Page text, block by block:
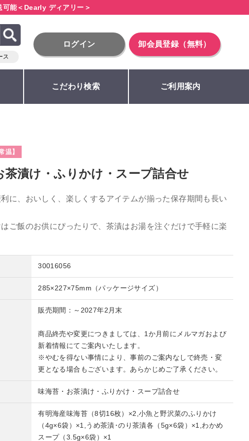
可能＜Dearly ディアリー＞
ス
ログイン 卸会員登録（無料）
こだわり検索 ご利用案内
温】
茶漬け・ふりかけ・スープ詰合せ
に、おいしく、楽しくするアイテムが揃った保存期間も長い
ご飯のお供にぴったりで、茶漬はお湯を注ぐだけで手軽に楽
30016056
285×227×75mm（パッケージサイズ）
販売期間：～2027年2月末
商品終売や変更につきましては、1か月前にメルマガおよび
新着情報にてご案内いたします。
※やむを得ない事情により、事前のご案内なしで終売・変
更となる場合もございます。あらかじめご了承ください。
味海苔・お茶漬け・ふりかけ・スープ詰合せ
有明海産味海苔（8切16枚）×2,小魚と野沢菜のふりかけ
（4g×6袋）×1,うめ茶漬･のり茶漬各（5g×6袋）×1,わかめ
スープ（3.5g×6袋）×1